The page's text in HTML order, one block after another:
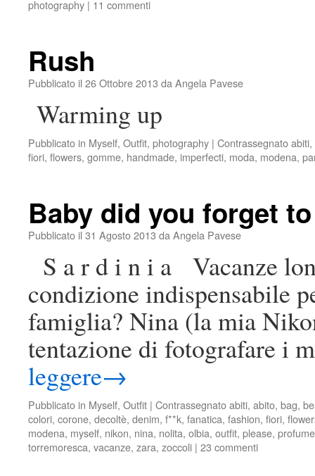
photography | 11 commenti
Rush
Pubblicato il 26 Ottobre 2013 da Angela Pavese
Warming up
Pubblicato in Myself, Outfit, photography | Contrassegnatoabiti,
fiori, flowers, gomme, handmade, imperfecti, moda, modena,
Baby did you forget
Pubblicato il 31 Agosto 2013 da Angela Pavese
S a r d i n i a Vacanze
condizione indispensabile
famiglia? Nina (la mia
tentazione di fotografare i
leggere→
Pubblicato in Myself, Outfit | Contrassegnatoabiti, abito, bag,
colori, corone, decoltè, denim, f**k, fanatica, fashion, fiori,
modena, myself, nikon, nina, nolita, olbia, outfit, please,
torremoresca, vacanze, zara, zoccoli | 23 commenti